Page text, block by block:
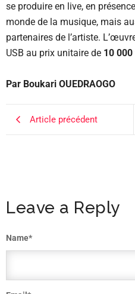
se produire en live, en
monde de la musique, mais
partenaires de l’artiste.
USB au prix unitaire de 10 000
Par Boukari OUEDRAOGO
Article précédent
Leave a Reply
Name*